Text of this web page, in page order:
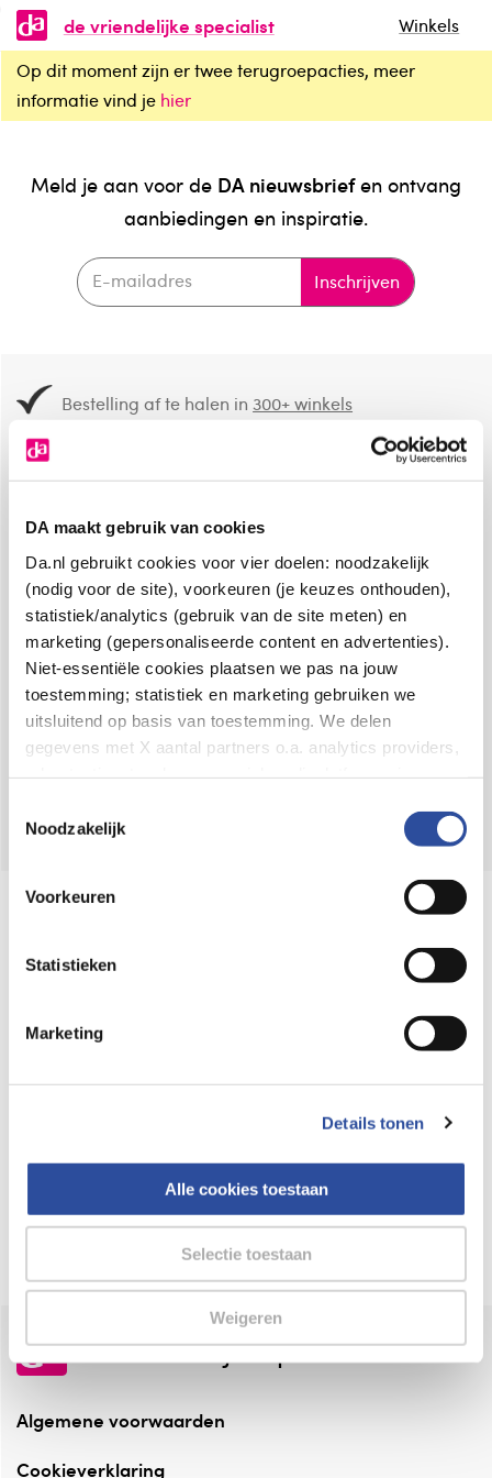
DA maakt gebruik van cookies
Da.nl gebruikt cookies voor vier doelen: noodzakelijk
(nodig voor de site), voorkeuren (je keuzes onthouden),
statistiek/analytics (gebruik van de site meten) en
marketing (gepersonaliseerde content en advertenties).
Niet-essentiële cookies plaatsen we pas na jouw
toestemming; statistiek en marketing gebruiken we
uitsluitend op basis van toestemming. We delen
gegevens met X aantal partners o.a. analytics providers,
en de bewaartermijnen per categorie. Je kunt je keuze op
gegevensverwerking staat in de
Privacyverklaring
Noodzakelijk
Voorkeuren
Statistieken
Marketing
Details tonen
Alle cookies toestaan
Selectie toestaan
Weigeren
de vriendelijke specialist
Winkels
Op dit moment zijn er twee terugroepacties, meer
informatie vind je hier
Meld je aan voor de DA nieuwsbriefen ontvang
aanbiedingen en inspiratie.
Inschrijven
Bestelling af te halen in300+ winkels
8.6 uit4.106 reviews
Over DA
Klantenservice
Assortiment
VolgDAop:
Online aanbieder medicijnen
webshop mag verkopen.
⁠Verantwoorde zorg, ⁠ook online.
Altijd onze folder bij de hand
Check onze folders ⁠bij AlleFolders.
de vriendelijke specialist
Algemene voorwaarden
Cookieverklaring